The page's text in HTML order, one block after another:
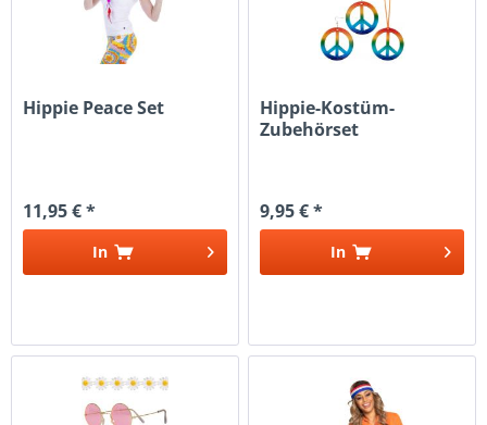
Hippie Peace Set
11,95 € *
In
Hippie-Kostüm-
Zubehörset
9,95 € *
In